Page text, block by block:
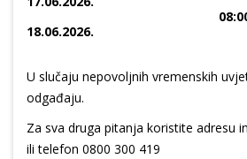
18.06.2026.
U slučaju nepovoljnih vremenskih
odgađaju.
Za sva druga pitanja koristite adresu
ili telefon 0800 300 419